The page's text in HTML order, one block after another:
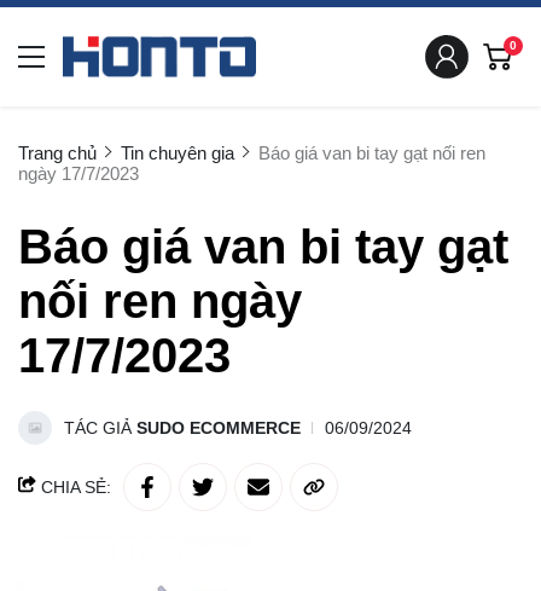
0
Trang chủ Tin chuyên gia
Báo giá van bi tay gạt nối ren
ngày 17/7/2023
Báo giá van bi tay gạt
nối ren ngày
17/7/2023
TÁC GIẢ SUDO ECOMMERCE 06/09/2024
CHIA SẺ: